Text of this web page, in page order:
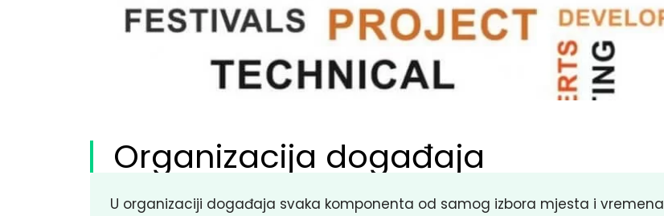
Organizacija događaja
U organizaciji događaja svaka komponenta od samog izbora mjesta i vremena